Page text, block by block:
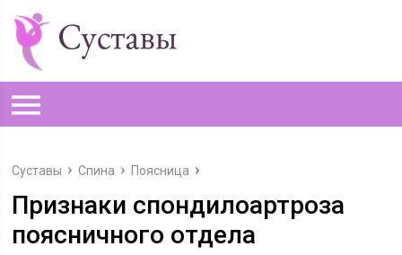
Суставы Спина Поясница
Признаки спондилоартроза
поясничного отдела